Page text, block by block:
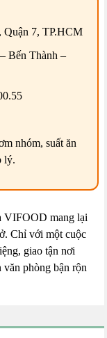
7, TP.HCM
Bến Thành –
nhóm, suất ăn
lý.
VIFOOD mang lại
Chỉ với một cuộc
giao tận nơi
phòng bận rộn